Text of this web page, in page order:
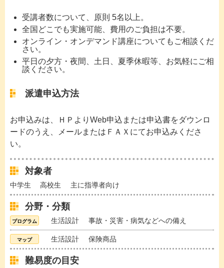
受講者数について、原則 5名以上。
全国どこでも実施可能、費用のご負担は不要。
オンライン・オンデマンド講座についてもご相談くだ
さい。
平日の夕方・夜間、土日、夏季休暇等、お気軽にご相
談ください。
派遣申込方法
お申込みは、ＨＰよりWeb申込または申込書をダウンロ
ードのうえ、メールまたはＦＡＸにてお申込みくださ
い。
対象者
中学生 高校生 主に指導者向け
分野・分類
生活設計 事故・災害・病気などへの備え
生活設計 保険商品
難易度の目安